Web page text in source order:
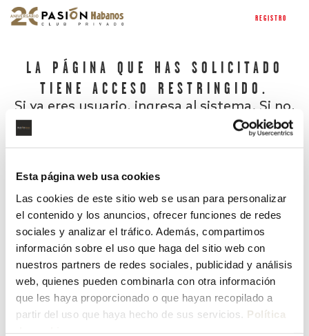
Esta página web usa cookies
Las cookies de este sitio web se usan para personalizar
el contenido y los anuncios, ofrecer funciones de redes
sociales y analizar el tráfico. Además, compartimos
información sobre el uso que haga del sitio web con
nuestros partners de redes sociales, publicidad y análisis
web, quienes pueden combinarla con otra información
que les haya proporcionado o que hayan recopilado a
partir del uso que haya hecho de sus servicios. Política
REGISTRO
LA PÁGINA QUE HAS SOLICITADO
TIENE ACCESO RESTRINGIDO.
Si ya eres usuario, ingresa al sistema. Si no,
¿Has olvidado tu contraseña?